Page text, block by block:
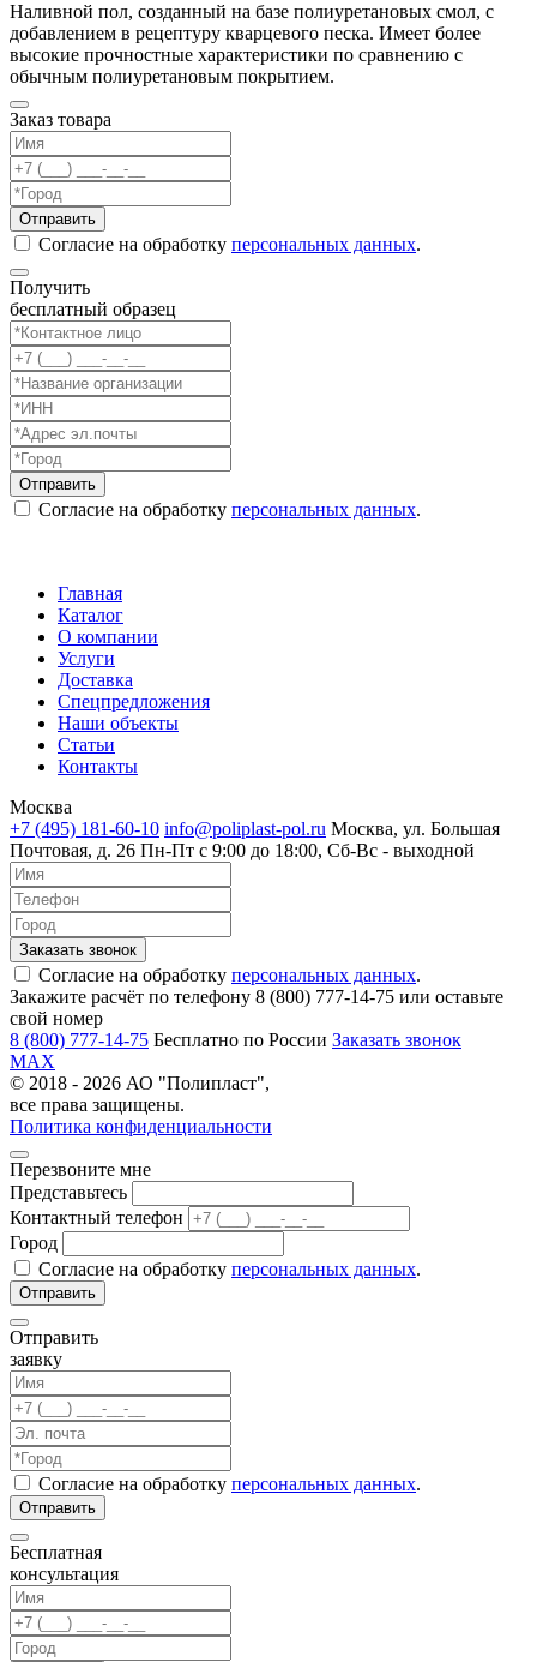
Наливной пол, созданный на базе полиуретановых смол, с
добавлением в рецептуру кварцевого песка. Имеет более
высокие прочностные характеристики по сравнению с
обычным полиуретановым покрытием.
Заказ товара
Согласие на обработку персональных данных.
Получить
бесплатный образец
Согласие на обработку персональных данных.
Главная
Каталог
О компании
Услуги
Доставка
Спецпредложения
Наши объекты
Статьи
Контакты
Москва
+7 (495) 181-60-10 info@poliplast-pol.ru Москва, ул. Большая
Почтовая, д. 26 Пн-Пт c 9:00 до 18:00, Сб-Вс - выходной
Согласие на обработку персональных данных.
Закажите расчёт по телефону 8 (800) 777-14-75 или оставьте
свой номер
8 (800) 777-14-75 Бесплатно по России Заказать звонок
MAX
© 2018 - 2026 АО "Полипласт",
все права защищены.
Политика конфиденциальности
Перезвоните мне
Представьтесь
Контактный телефон
Город
Согласие на обработку персональных данных.
Отправить
заявку
Согласие на обработку персональных данных.
Бесплатная
консультация